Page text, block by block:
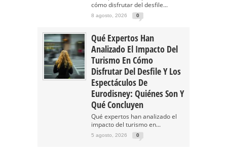
cómo disfrutar del desfile...
8 agosto, 2026 0
Qué Expertos Han
Analizado El Impacto Del
Turismo En Cómo
Disfrutar Del Desfile Y Los
Espectáculos De
Eurodisney: Quiénes Son Y
Qué Concluyen
Qué expertos han analizado el
impacto del turismo en...
5 agosto, 2026 0